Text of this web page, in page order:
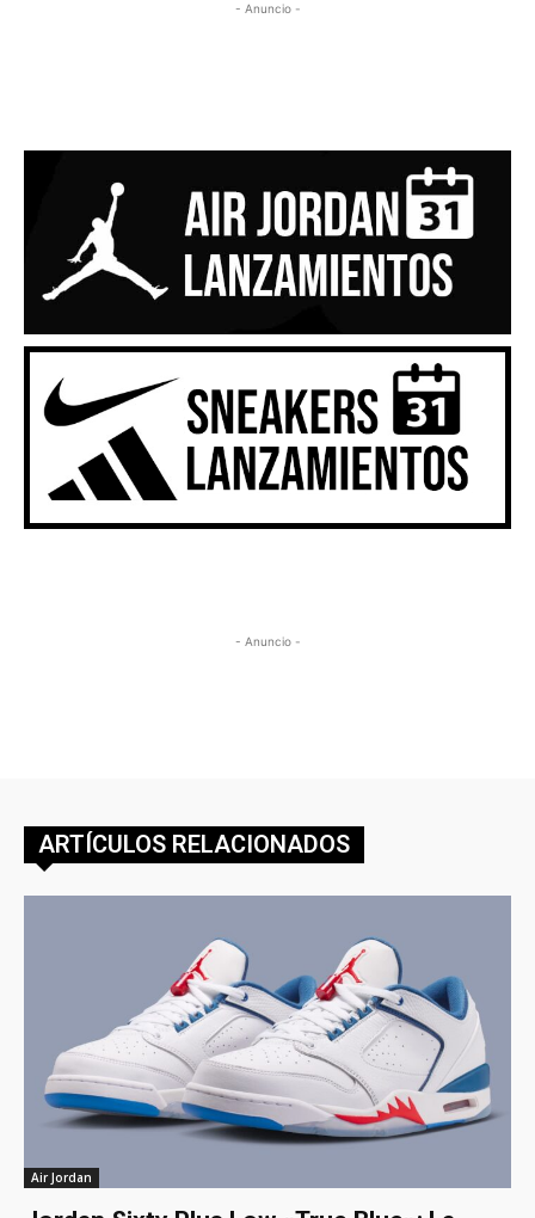
- Anuncio -
- Anuncio -
ARTÍCULOS RELACIONADOS
Air Jordan